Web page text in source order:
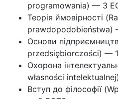
programowania) — 3
Теорія ймовірності
prawdopodobieństwa)
Основи
przedsiębiorczości) —
Охорона
własności
Вступ до філософії